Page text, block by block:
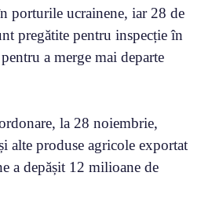
porturile ucrainene, iar 28 de
pregătite pentru inspecție în
a merge mai departe
la 28 noiembrie,
alte produse agricole exportat
a depășit 12 milioane de